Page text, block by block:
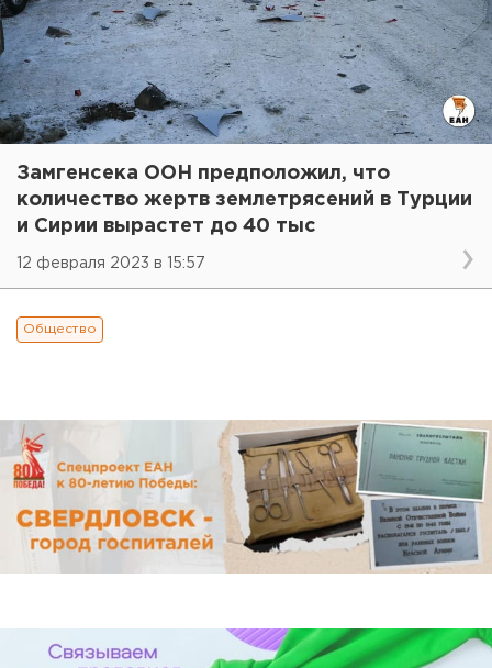
Замгенсека ООН предположил, что
количество жертв землетрясений в Турции
и Сирии вырастет до 40 тыс
12 февраля 2023 в 15:57
Общество